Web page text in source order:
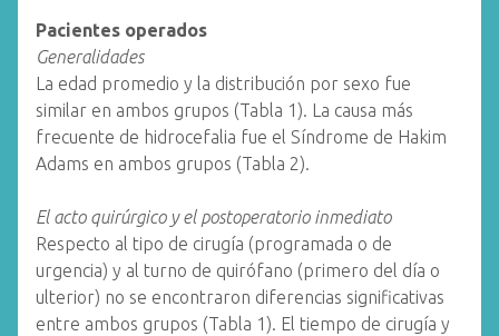
Pacientes operados
Generalidades
La edad promedio y la distribución por sexo fue
similar en ambos grupos (Tabla 1). La causa más
frecuente de hidrocefalia fue el Síndrome de Hakim
Adams en ambos grupos (Tabla 2).
El acto quirúrgico y el postoperatorio inmediato
Respecto al tipo de cirugía (programada o de
urgencia) y al turno de quirófano (primero del día o
ulterior) no se encontraron diferencias significativas
entre ambos grupos (Tabla 1). El tiempo de cirugía y